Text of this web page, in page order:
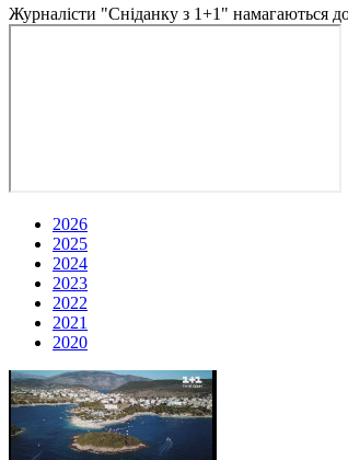
Журналісти "Сніданку з 1+1" намагаються
2026
2025
2024
2023
2022
2021
2020